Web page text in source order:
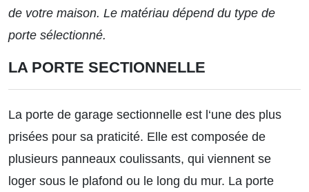
de votre maison. Le matériau dépend du type de
porte sélectionné.
LA PORTE SECTIONNELLE
La porte de garage sectionnelle est l‘une des plus
prisées pour sa praticité. Elle est composée de
plusieurs panneaux coulissants, qui viennent se
loger sous le plafond ou le long du mur. La porte